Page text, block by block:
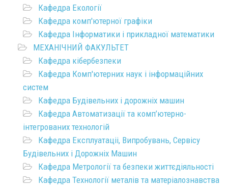
Кафедра Екології
Кафедра комп'ютерної графіки
Кафедра Інформатики і прикладної математики
МЕХАНІЧНИЙ ФАКУЛЬТЕТ
Кафедра кібербезпеки
Кафедра Комп'ютерних наук і інформаційних
систем
Кафедра Будівельних і дорожніх машин
Кафедра Автоматизації та комп’ютерно-
інтегрованих технологій
Кафедра Експлуатаціі, Випробувань, Сервісу
Будівельних і Дорожніх Машин
Кафедра Метрології та безпеки життєдіяльності
Кафедра Технології металів та матеріалознавства